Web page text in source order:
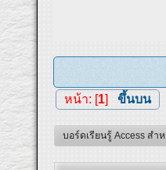
หน้า: [1] ขึ้นบน
บอร์ดเรียนรู้ Access สำ